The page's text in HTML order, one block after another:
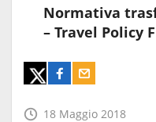
Normativa
– Travel Policy
18 Maggio 2018